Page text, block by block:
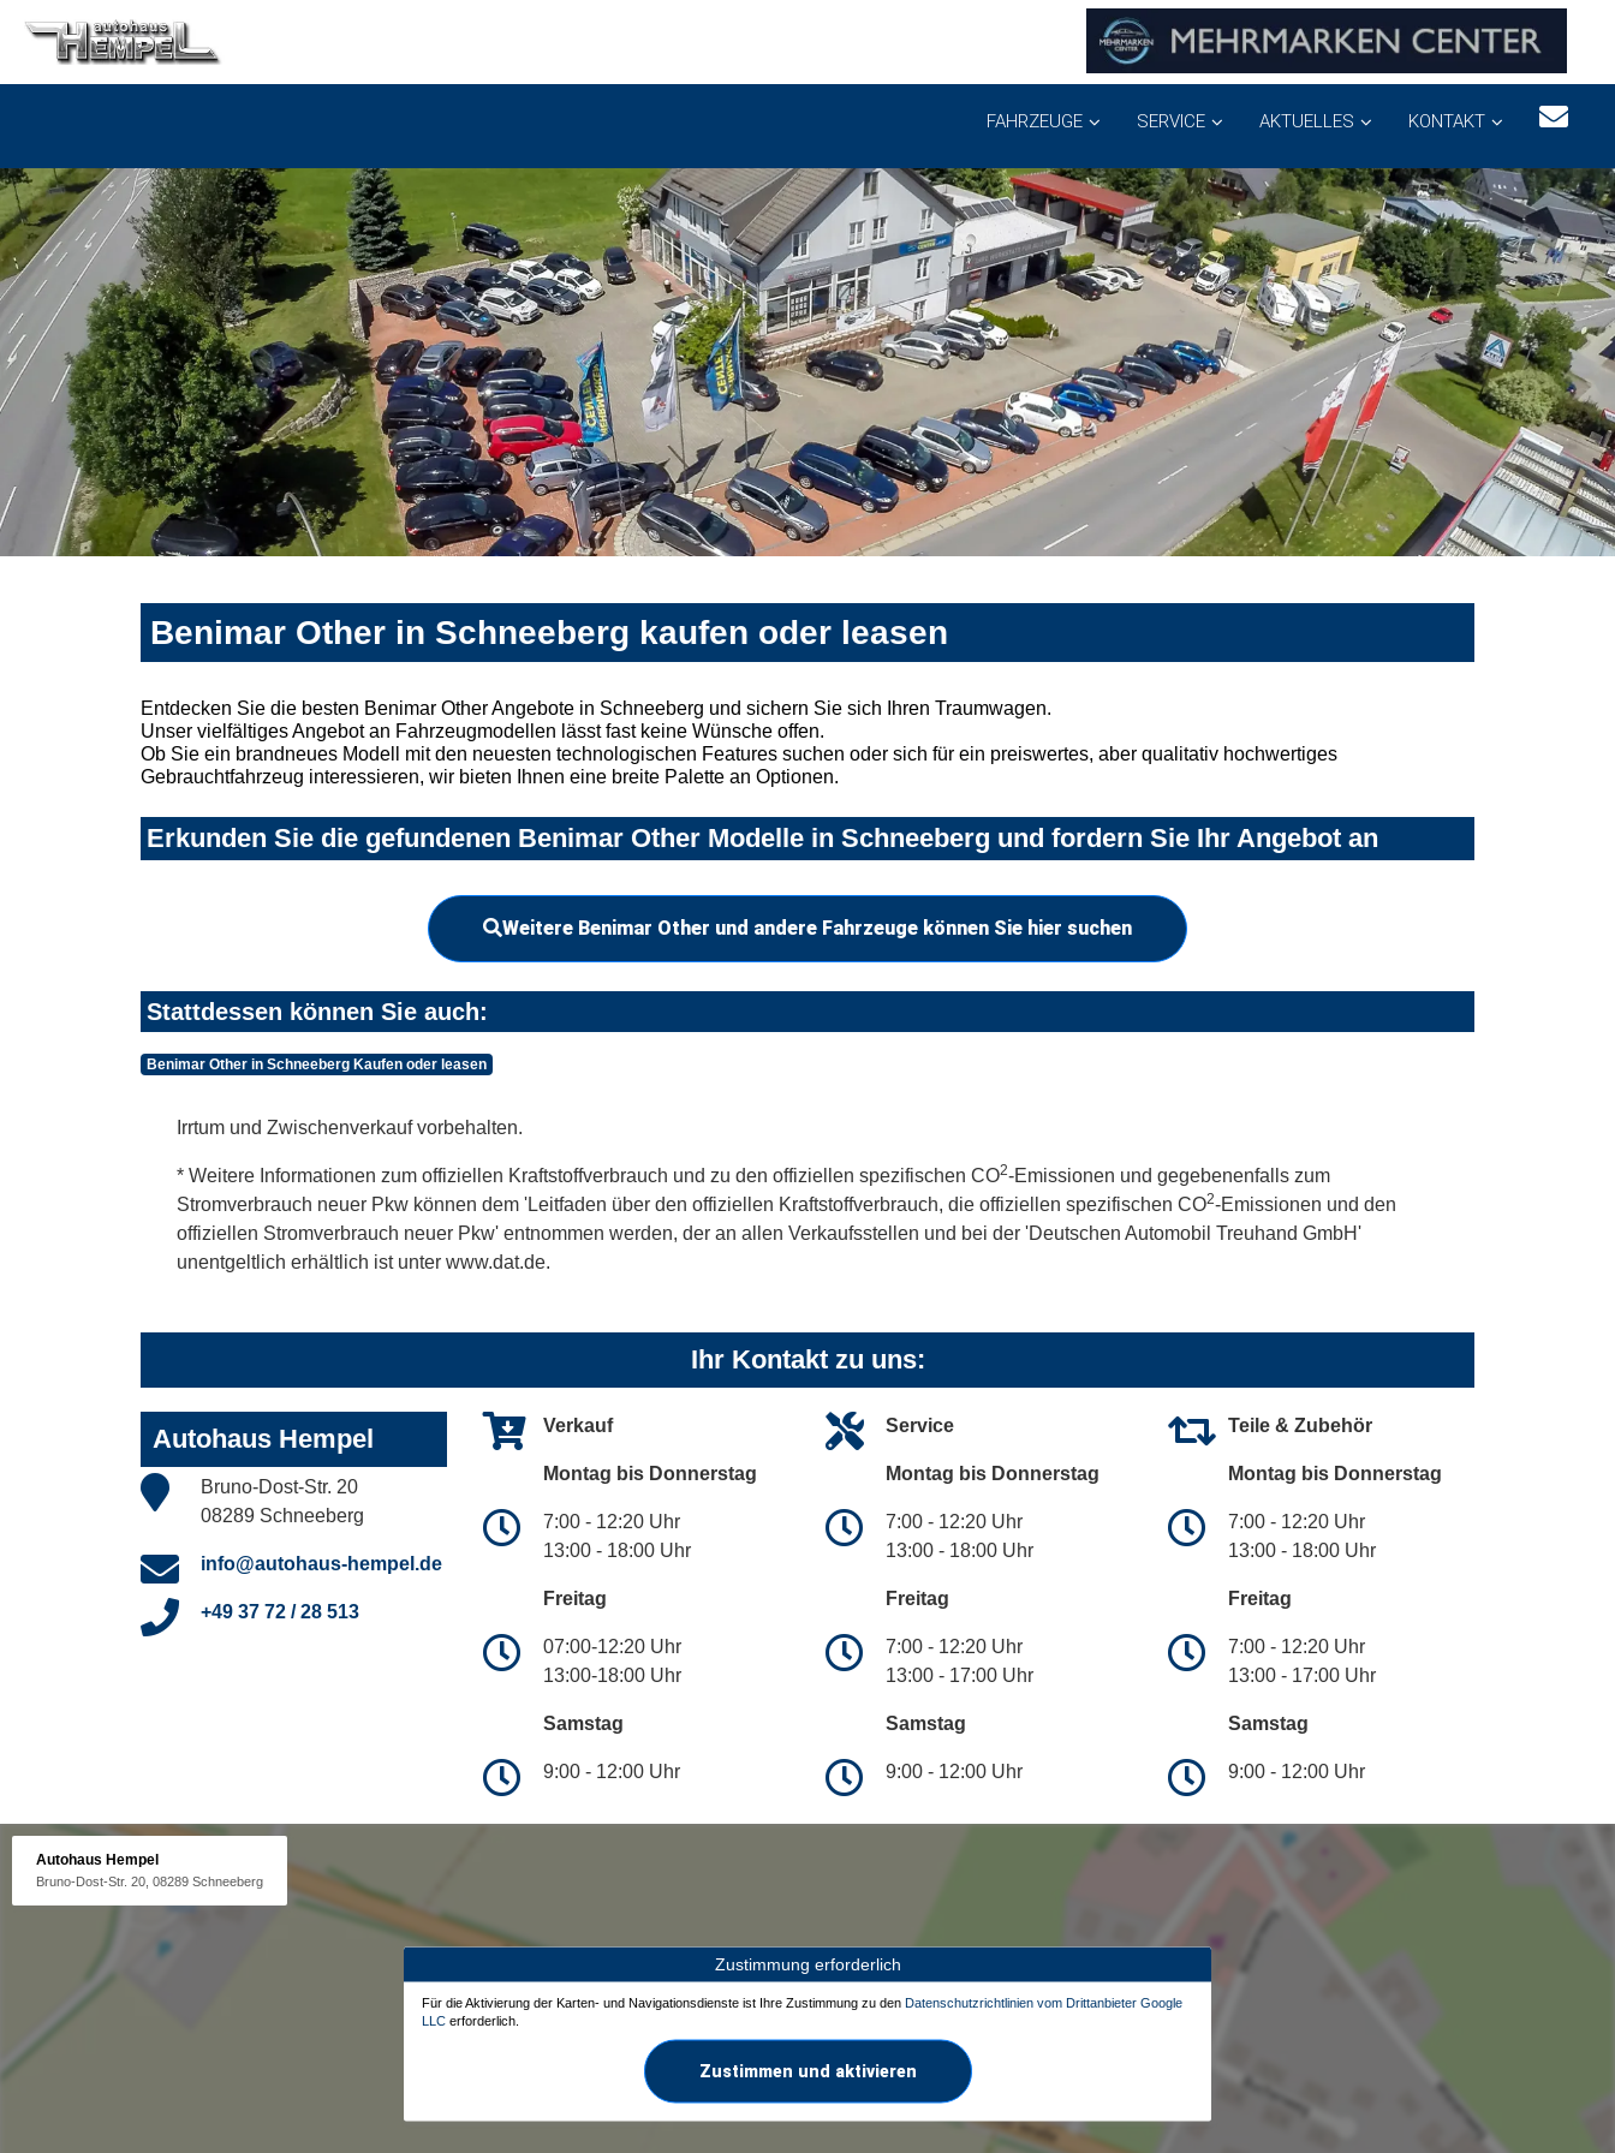
FAHRZEUGE SERVICE AKTUELLES KONTAKT
Benimar Other in Schneeberg kaufen oder leasen
Entdecken Sie die besten Benimar Other Angebote in Schneeberg und sichern Sie sich Ihren Traumwagen.
Unser vielfältiges Angebot an Fahrzeugmodellen lässt fast keine Wünsche offen.
Ob Sie ein brandneues Modell mit den neuesten technologischen Features suchen oder sich für ein preiswertes, aber qualitativ hochwertiges
Gebrauchtfahrzeug interessieren, wir bieten Ihnen eine breite Palette an Optionen.
Erkunden Sie die gefundenen Benimar Other Modelle in Schneeberg und fordern Sie Ihr Angebot an
Weitere Benimar Other und andere Fahrzeuge können Sie hier suchen
Stattdessen können Sie auch:
Benimar Other in Schneeberg Kaufen oder leasen
Irrtum und Zwischenverkauf vorbehalten.
* Weitere Informationen zum offiziellen Kraftstoffverbrauch und zu den offiziellen spezifischen CO2-Emissionen und gegebenenfalls zum
Stromverbrauch neuer Pkw können dem 'Leitfaden über den offiziellen Kraftstoffverbrauch, die offiziellen spezifischen CO2-Emissionen und den
offiziellen Stromverbrauch neuer Pkw' entnommen werden, der an allen Verkaufsstellen und bei der 'Deutschen Automobil Treuhand GmbH'
unentgeltlich erhältlich ist unter www.dat.de.
Ihr Kontakt zu uns:
Autohaus Hempel
Bruno-Dost-Str. 20
08289 Schneeberg
info@autohaus-hempel.de
+49 37 72 / 28 513
Verkauf
Montag bis Donnerstag
7:00 - 12:20 Uhr
13:00 - 18:00 Uhr
Freitag
07:00-12:20 Uhr
13:00-18:00 Uhr
Samstag
9:00 - 12:00 Uhr
Service
Montag bis Donnerstag
7:00 - 12:20 Uhr
13:00 - 18:00 Uhr
Freitag
7:00 - 12:20 Uhr
13:00 - 17:00 Uhr
Samstag
9:00 - 12:00 Uhr
Teile & Zubehör
Montag bis Donnerstag
7:00 - 12:20 Uhr
13:00 - 18:00 Uhr
Freitag
7:00 - 12:20 Uhr
13:00 - 17:00 Uhr
Samstag
9:00 - 12:00 Uhr
Autohaus Hempel
Bruno-Dost-Str. 20, 08289 Schneeberg
Zustimmung erforderlich
Für die Aktivierung der Karten- und Navigationsdienste ist Ihre Zustimmung zu den Datenschutzrichtlinien vom Drittanbieter Google
LLC erforderlich.
Zustimmen und aktivieren